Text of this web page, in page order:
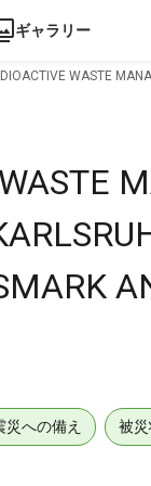
ギャラリー
WASTE
災への備え 被災